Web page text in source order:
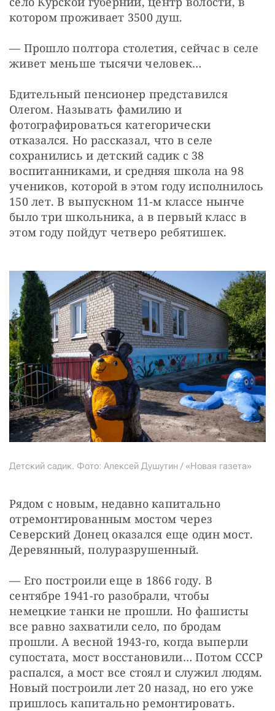
котором проживает 3500 душ.
— Прошло полтора столетия, сейчас в селе
живет меньше тысячи человек…
Бдительный пенсионер представился
Олегом. Называть фамилию и
фотографироваться категорически
отказался. Но рассказал, что в селе
сохранились и детский садик с 38
воспитанниками, и средняя школа на 98
учеников, которой в этом году исполнилось
150 лет. В выпускном 11-м классе нынче
было три школьника, а в первый класс в
этом году пойдут четверо ребятишек.
Детский садик. Фото: Алексей Душутин / «Новая газета»
Рядом с новым, недавно капитально
отремонтированным мостом через
Северский Донец оказался еще один мост.
Деревянный, полуразрушенный.
— Его построили еще в 1866 году. В
сентябре 1941-го разобрали, чтобы
немецкие танки не прошли. Но фашисты
все равно захватили село, по бродам
прошли. А весной 1943-го, когда выперли
супостата, мост восстановили… Потом СССР
распался, а мост все стоял и служил людям.
Новый построили лет 20 назад, но его уже
пришлось капитально ремонтировать.